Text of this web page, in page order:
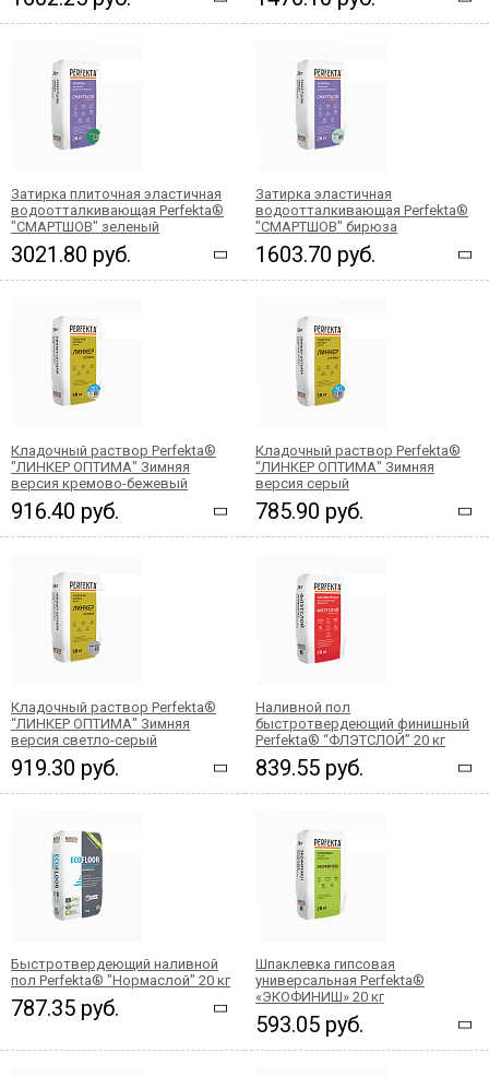
Затирка плиточная эластичная
водоотталкивающая Perfekta®
"СМАРТШОВ" зеленый
3021.80 руб.
Затирка эластичная
водоотталкивающая Perfekta®
"СМАРТШОВ" бирюза
1603.70 руб.
Кладочный раствор Perfekta®
"ЛИНКЕР ОПТИМА" Зимняя
версия кремово-бежевый
916.40 руб.
Кладочный раствор Perfekta®
“ЛИНКЕР ОПТИМА" Зимняя
версия серый
785.90 руб.
Кладочный раствор Perfekta®
“ЛИНКЕР ОПТИМА" Зимняя
версия светло-серый
919.30 руб.
Наливной пол
быстротвердеющий финишный
Perfekta® “ФЛЭТСЛОЙ” 20 кг
839.55 руб.
Быстротвердеющий наливной
пол Perfekta® "Нормаслой" 20 кг
787.35 руб.
Шпаклевка гипсовая
универсальная Perfekta®
«ЭКОФИНИШ» 20 кг
593.05 руб.